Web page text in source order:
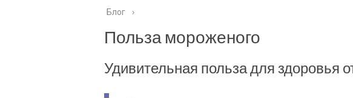
Блог ›
Польза мороженого
Удивительная польза для здоровья